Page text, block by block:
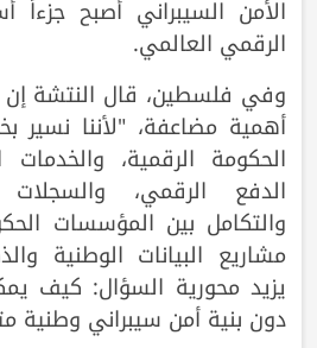
الأمن السيبراني أصبح جزءاً
الرقمي العالمي.
وفي فلسطين، قال النتشة
أهمية مضاعفة، "لأننا نسير
الحكومة الرقمية، والخدمات
الدفع الرقمي، والسجلات
والتكامل بين المؤسسات
مشاريع البيانات الوطنية
يزيد محورية السؤال: كيف
دون بنية أمن سيبراني وطنية